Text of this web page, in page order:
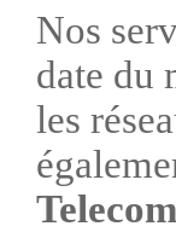
Nos
date du
les
Telecom